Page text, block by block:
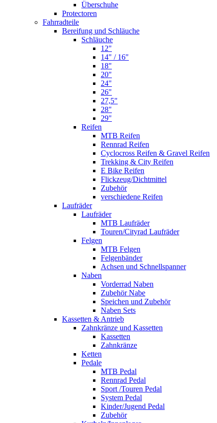
Überschuhe
Protectoren
Fahrradteile
Bereifung und Schläuche
Schläuche
12"
14" / 16"
18"
20"
24"
26"
27,5"
28"
29"
Reifen
MTB Reifen
Rennrad Reifen
Cyclocross Reifen & Gravel Reifen
Trekking & City Reifen
E Bike Reifen
Flickzeug/Dichtmittel
Zubehör
verschiedene Reifen
Laufräder
Laufräder
MTB Laufräder
Touren/Cityrad Laufräder
Felgen
MTB Felgen
Felgenbänder
Achsen und Schnellspanner
Naben
Vorderrad Naben
Zubehör Nabe
Speichen und Zubehör
Naben Sets
Kassetten & Antrieb
Zahnkränze und Kassetten
Kassetten
Zahnkränze
Ketten
Pedale
MTB Pedal
Rennrad Pedal
Sport /Touren Pedal
System Pedal
Kinder/Jugend Pedal
Zubehör